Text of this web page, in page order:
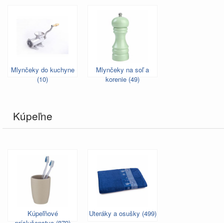
Mlynčeky do kuchyne
(10)
Mlynčeky na soľ a
korenie (49)
Kúpeľne
Kúpeľňové
Uteráky a osušky (499)